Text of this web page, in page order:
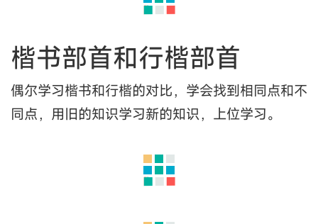
7、相同笔画的处理